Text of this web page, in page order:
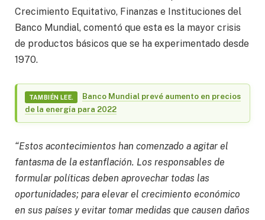
Crecimiento Equitativo, Finanzas e Instituciones del
Banco Mundial, comentó que esta es la mayor crisis
de productos básicos que se ha experimentado desde
1970.
TAMBIÉN LEE.
Banco Mundial prevé aumento en precios
de la energía para 2022
“Estos acontecimientos han comenzado a agitar el
fantasma de la estanflación. Los responsables de
formular políticas deben aprovechar todas las
oportunidades; para elevar el crecimiento económico
en sus países y evitar tomar medidas que causen daños